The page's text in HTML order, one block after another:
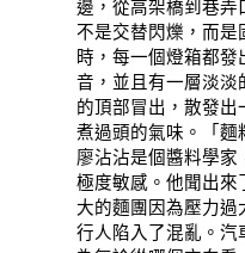
邊，從高架橋到巷弄
不是交替閃爍，而是
時，每一個燈箱都
音，並且有一層淡淡
的頂部冒出，散發
煮過頭的氣味。「麵
廖沾沾是個醬料學
極度敏感。他聞出來
大的麵團因為壓力過
行人陷入了混亂。汽